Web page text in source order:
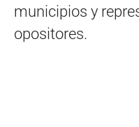
municipios y
opositores.